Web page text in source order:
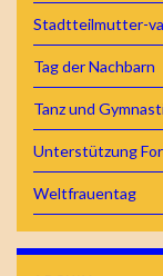
Stadtteilmutter-
Tag der Nachbarn
Tanz und
Unterstützung
Weltfrauentag